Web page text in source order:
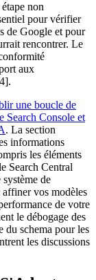
non
pour vérifier
de Google et pour
rencontrer. Le
aux
une boucle de
Search Console et
. La section
informations
les éléments
Search Central
de
affiner vos modèles
de votre
le débogage des
du schema pour les
les discussions